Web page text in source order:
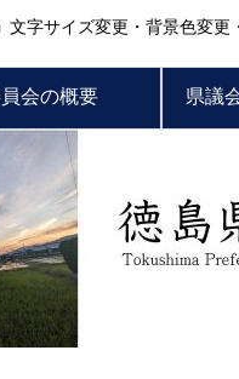
文字サイズ変更・背景色変更
会の概要 県議